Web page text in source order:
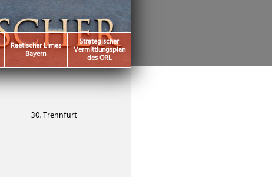
Raetischer Limes
Bayern
Strategischer
Vermittlungsplan
des ORL
30. Trennfurt